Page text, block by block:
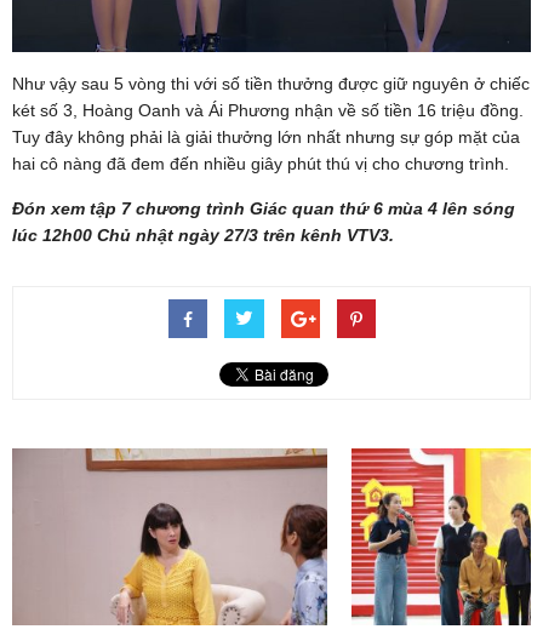
Như vậy sau 5 vòng thi với số tiền thưởng được giữ nguyên ở chiếc
két số 3, Hoàng Oanh và Ái Phương nhận về số tiền 16 triệu đồng.
Tuy đây không phải là giải thưởng lớn nhất nhưng sự góp mặt của
hai cô nàng đã đem đến nhiều giây phút thú vị cho chương trình.
Đón xem tập 7 chương trình Giác quan thứ 6 mùa 4 lên sóng
lúc 12h00 Chủ nhật ngày 27/3 trên kênh VTV3.